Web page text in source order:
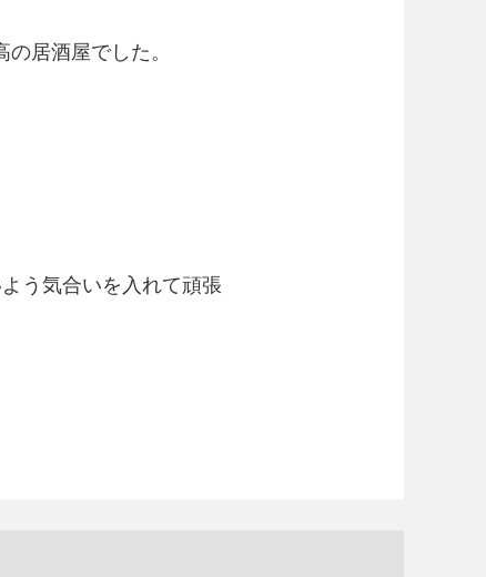
居酒屋でした。
う気合いを入れて頑張